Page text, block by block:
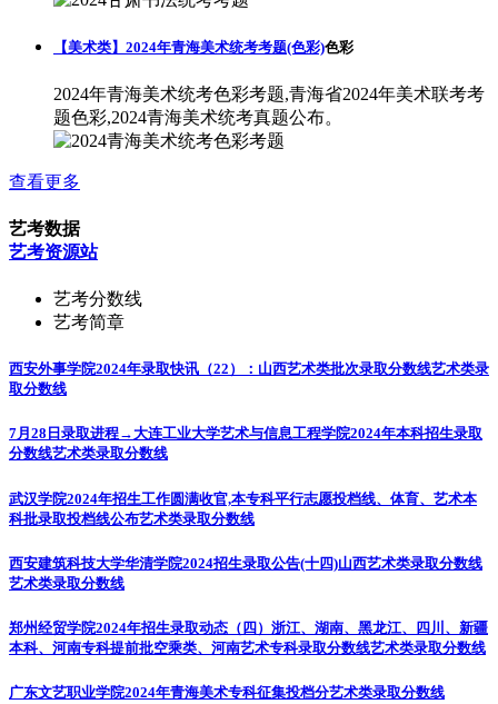
【美术类】2024年青海美术统考考题(色彩)色彩
2024年青海美术统考色彩考题,青海省2024年美术联考考
题色彩,2024青海美术统考真题公布。
查看更多
艺考数据
艺考资源站
艺考分数线
艺考简章
西安外事学院2024年录取快讯（22）：山西艺术类批次录取分数线艺术类录
取分数线
7月28日录取进程→大连工业大学艺术与信息工程学院2024年本科招生录取
分数线艺术类录取分数线
武汉学院2024年招生工作圆满收官,本专科平行志愿投档线、体育、艺术本
科批录取投档线公布艺术类录取分数线
西安建筑科技大学华清学院2024招生录取公告(十四)山西艺术类录取分数线
艺术类录取分数线
郑州经贸学院2024年招生录取动态（四）浙江、湖南、黑龙江、四川、新疆
本科、河南专科提前批空乘类、河南艺术专科录取分数线艺术类录取分数线
广东文艺职业学院2024年青海美术专科征集投档分艺术类录取分数线